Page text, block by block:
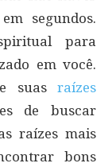
segundos.
para
em você.
suas raízes
de buscar
raízes mais
bons